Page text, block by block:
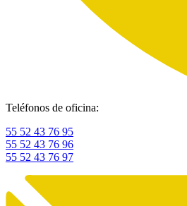
Teléfonos de oficina:
55 52 43 76 95
55 52 43 76 96
55 52 43 76 97